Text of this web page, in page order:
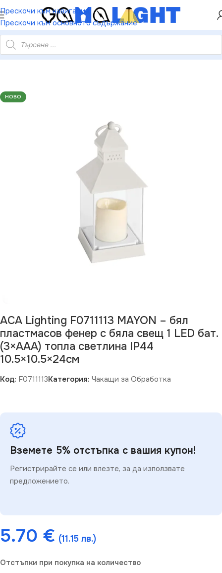
Прескочи към навигация
Прескочи към основното съдържание
НАМАЛЕНИЕ ОТ 5%
1 LED бат. (3×AAA) топла светлина IP44 10.5×10.5×24см
НОВО
ACA Lighting F0711113 MAYON – бял
пластмасов фенер с бяла свещ 1 LED бат.
(3×AAA) топла светлина IP44
10.5×10.5×24см
Код: F0711113Категория: Чакащи за Обработка
Вземете 5% отстъпка с вашия купон!
Регистрирайте се или влезте, за да използвате
предложението.
5.70 € (11.15 лв.)
Отстъпки при покупка на количество